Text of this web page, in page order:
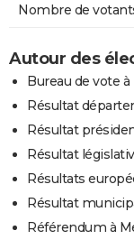
Nombre de
Autour des
Bureau de vote
Résultat
Résultat
Résultat
Résultats
Résultat
Référendum à